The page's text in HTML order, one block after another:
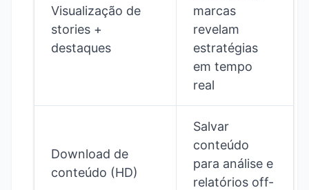
Visualização de
stories +
destaques
marcas
revelam
estratégias
em tempo
real
Download de
conteúdo (HD)
Salvar
conteúdo
para análise e
relatórios off-